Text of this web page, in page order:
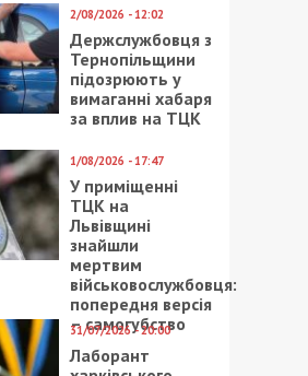
2/08/2026 - 12:02
Держслужбовця з
Тернопільщини
підозрюють у
вимаганні хабаря
за вплив на ТЦК
1/08/2026 - 17:47
У приміщенні
ТЦК на
Львівщині
знайшли
мертвим
військовослужбовця:
попередня версія
– самогубство
31/07/2026 - 20:00
Лаборант